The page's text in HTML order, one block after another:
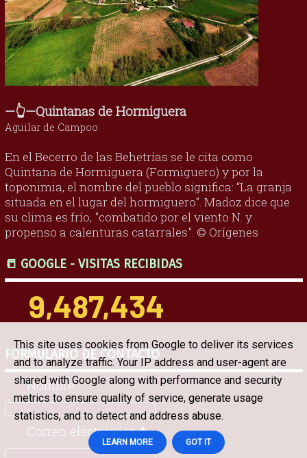
—👆—Quintanas de Hormiguera
Aguilar de Campoo
En el Becerro de las Behetrías se le cita como
Quintana de Hormiguera (Formiguero) y por la
toponimia, el nombre del pueblo significa: “La granja
situada en el lugar del hormiguero”. Madoz dice que
su clima es frío, "combatido por el viento N. y
propenso a calenturas catarrales". © Orígenes
📒 GOOGLE - VISITAS RECIBIDAS
9,487,434
FORMULARIO DE CONTACTO
Nombre
Correo electrónico*
This site uses cookies from Google to deliver its services
and to analyze traffic. Your IP address and user-agent are
shared with Google along with performance and security
metrics to ensure quality of service, generate usage
statistics, and to detect and address abuse.
LEARN MORE GOT IT